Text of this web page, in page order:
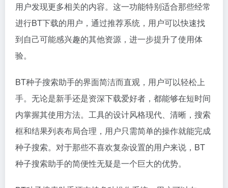
用户发现更多相关的内容。这一功能特别适合那些经常
进行BT下载的用户，通过推荐系统，用户可以快速找
到自己可能感兴趣的其他资源，进一步提升了使用体
验。
BT种子搜索助手的界面简洁而直观，用户可以轻松上
手。无论是新手还是资深下载爱好者，都能够在短时间
内掌握其使用方法。工具的设计风格现代、清晰，搜索
框和结果列表布局合理，用户只需简单的操作就能完成
种子搜索。对于那些不喜欢复杂设置的用户来说，BT
种子搜索助手的简便性无疑是一个巨大的优势。